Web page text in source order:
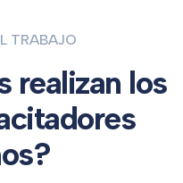
TRABAJO
realizan los